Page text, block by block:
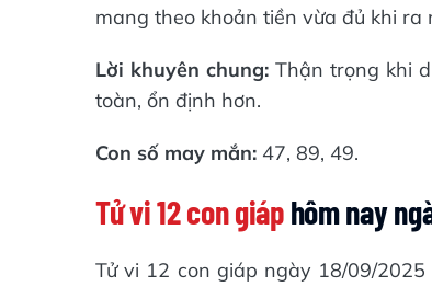
mang theo khoản tiền vừa đủ khi
Lời khuyên chung:Thận trọng khi
toàn, ổn định hơn.
Con số may mắn: 47, 89, 49.
Tử vi 12 con giáphôm nay
Tử vi 12 con giáp ngày 18/09/